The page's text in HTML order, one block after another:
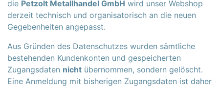
die Petzolt Metallhandel GmbH wird unser Webshop
derzeit technisch und organisatorisch an die neuen
Gegebenheiten angepasst.
Aus Gründen des Datenschutzes wurden sämtliche
bestehenden Kundenkonten und gespeicherten
Zugangsdaten nicht übernommen, sondern gelöscht.
Eine Anmeldung mit bisherigen Zugangsdaten ist daher